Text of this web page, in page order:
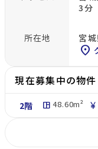
3分
所在地 宮
location_on
現在募集中の物件
2階 space_dashboard 48.60m² currency_yen